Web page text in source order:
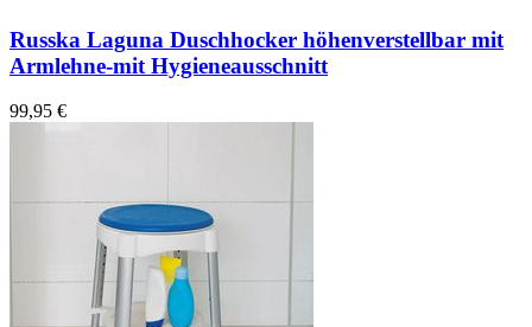
Russka Laguna Duschhocker höhenverstellbar mit
Armlehne-mit Hygieneausschnitt
99,95 €